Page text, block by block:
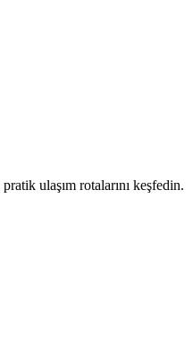
ulaşım rotalarını keşfedin.